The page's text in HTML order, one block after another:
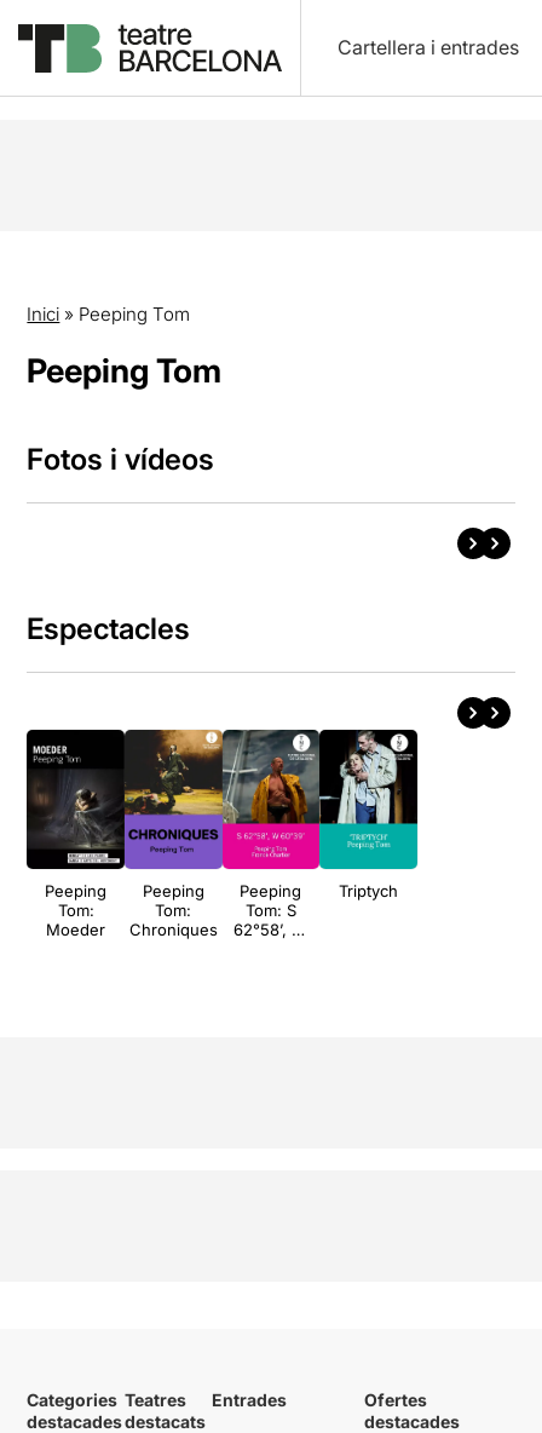
Cartellera i entrades
Inici » Peeping Tom
Peeping Tom
Fotos i vídeos
Espectacles
Peeping
Tom:
Moeder
Peeping
Tom:
Chroniques
Peeping
Tom: S
62°58’, W
Triptych
Categories
destacades
Teatres
destacats
Entrades
Ofertes
destacades